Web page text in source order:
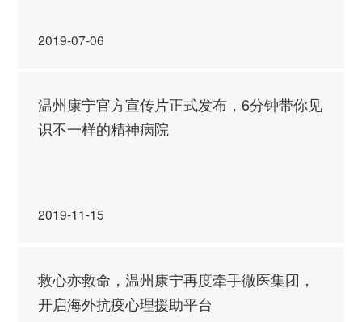
2019-07-06
温州康宁官方宣传片正式发布，6分钟带你见
识不一样的精神病院
2019-11-15
救心亦救命，温州康宁再度牵手微医集团，
开启海外抗疫心理援助平台